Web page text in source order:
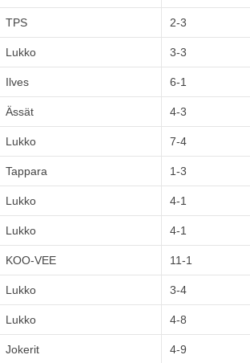
TPS 2-3
Lukko 3-3
Ilves 6-1
Ässät 4-3
Lukko 7-4
Tappara 1-3
Lukko 4-1
Lukko 4-1
KOO-VEE 11-1
Lukko 3-4
Lukko 4-8
Jokerit 4-9